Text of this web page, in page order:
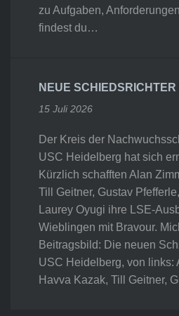
zu Aufgaben,
findest du…
NEUE
15 Juli 2026
Der Kreis der
USC Heidelberg hat sich
Kürzlich schafften Alan
Till Geitner, Gustav
Laurey Oyugi ihre LSE-
Wieblingen mit Bravour.
Beitragsbild: Die neuen
USC Heidelberg, von links:
Havva Kazak, Till Geitner,